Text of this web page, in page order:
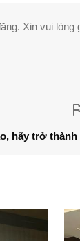
Xin vui lòng
hãy trở